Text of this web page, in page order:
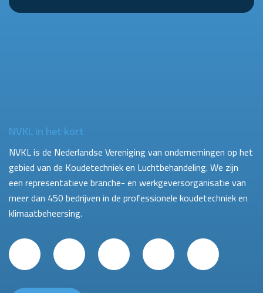
NVKL in het kort
NVKL is de Nederlandse Vereniging van ondernemingen op het
gebied van de Koudetechniek en Luchtbehandeling. We zijn
een representatieve branche- en werkgeversorganisatie van
meer dan 450 bedrijven in de professionele koudetechniek en
klimaatbeheersing.